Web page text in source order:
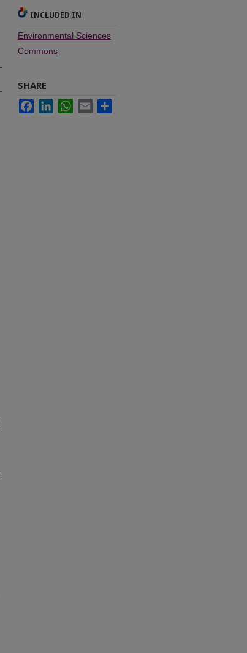
INCLUDED IN
Environmental Sciences
Commons
SHARE
FacebookLinkedInWhatsApp
Email